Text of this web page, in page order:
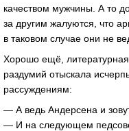
качеством мужчины. А то
за другим жалуются, что
в таковом случае они не
Хорошо ещё, литературная
раздумий отыскала
рассуждениям:
— А ведь Андерсена и
— И на следующем